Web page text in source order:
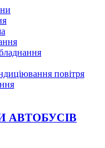
повітря
АВТОБУСІВ